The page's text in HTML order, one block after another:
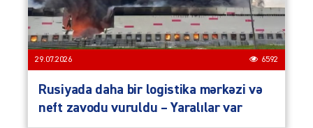
29.07.2026 6592
Rusiyada daha bir logistika mərkəzi və
neft zavodu vuruldu – Yaralılar var